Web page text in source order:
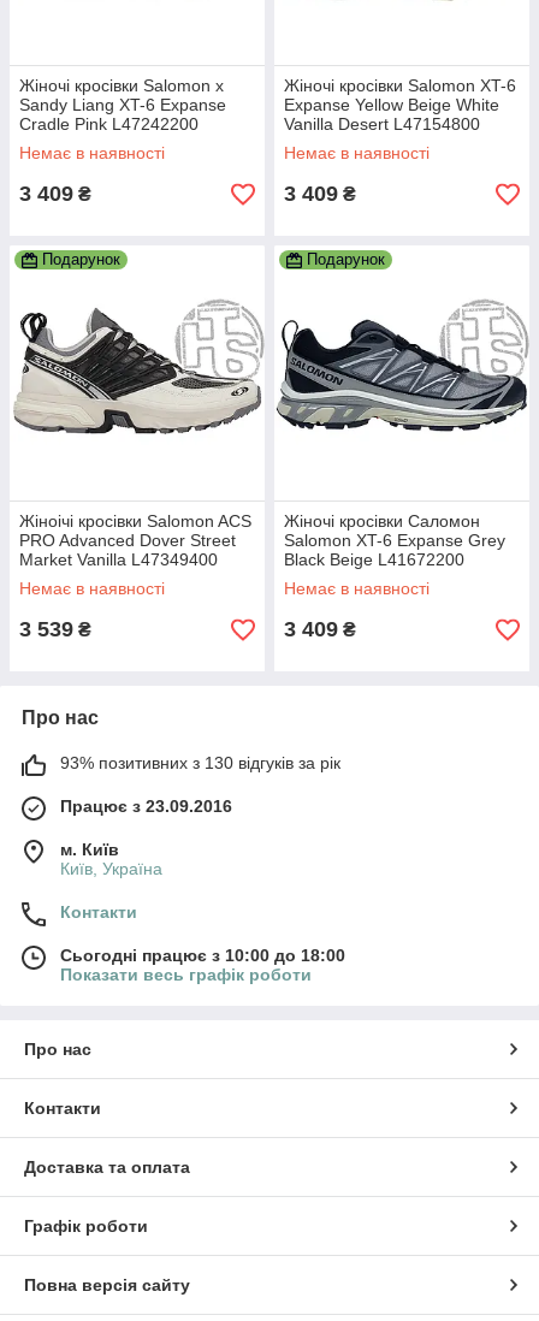
Жіночі кросівки Salomon x
Sandy Liang XT-6 Expanse
Cradle Pink L47242200
Немає в наявності
3 409 ₴
Жіночі кросівки Salomon XT-6
Expanse Yellow Beige White
Vanilla Desert L47154800
Немає в наявності
3 409 ₴
Подарунок
Жіноічі кросівки Salomon ACS
PRO Advanced Dover Street
Market Vanilla L47349400
Немає в наявності
3 539 ₴
Подарунок
Жіночі кросівки Саломон
Salomon XT-6 Expanse Grey
Black Beige L41672200
Немає в наявності
3 409 ₴
Про нас
93% позитивних з 130 відгуків за рік
Працює з 23.09.2016
м. Київ
Київ, Україна
Контакти
Сьогодні працює з 10:00 до 18:00
Показати весь графік роботи
Про нас
Контакти
Доставка та оплата
Графік роботи
Повна версія сайту